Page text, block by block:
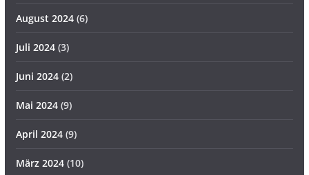
August 2024(6)
Juli 2024(3)
Juni 2024(2)
Mai 2024(9)
April 2024(9)
März 2024(10)